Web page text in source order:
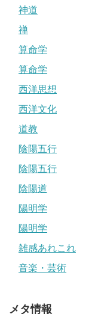
神道
禅
算命学
算命学
西洋思想
西洋文化
道教
陰陽五行
陰陽五行
陰陽道
陽明学
陽明学
雑感あれこれ
音楽・芸術
メタ情報